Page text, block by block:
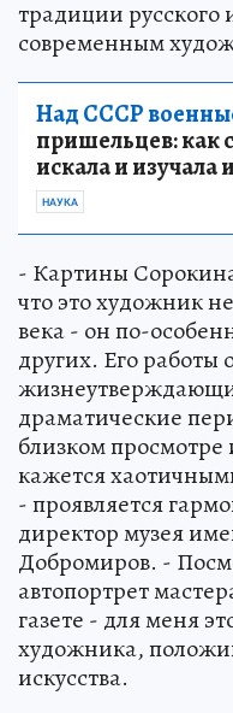
традиции
современным
Над СССР
пришельцев: как
искала и изучала
НАУКА
- Картины
что это художник
века - он по-
других. Его работы
драматические
близком
кажется
- проявляется
директор музея
Добромиров. -
автопортрет
газете - для меня
художника,
искусства.